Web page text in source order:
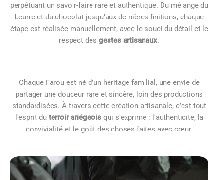
perpétuant un savoir-faire rare et authentique. Du mélange du
beurre et du chocolat jusqu’aux dernières finitions, chaque
étape est réalisée manuellement, avec le souci du détail et le
respect des gestes artisanaux.
Chaque Farou est né d’un héritage familial, une envie de
partager une douceur rare et sincère, loin des productions
standardisées. À travers cette création artisanale, c’est tout
l’esprit duterroir ariégeoisqui s’exprime : l’authenticité, la
convivialité et le goût des choses faites avec cœur.